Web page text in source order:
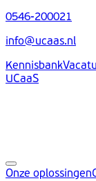
0546-200021
info@ucaas.nl
Kennisbank
UCaaS
Onze oplossingen